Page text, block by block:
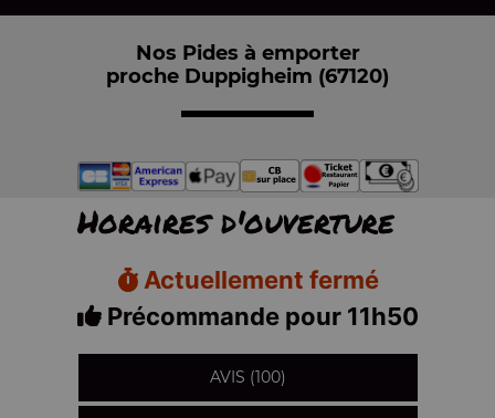
Nos Pides à emporter
proche Duppigheim (67120)
Horaires d'ouverture
Actuellement fermé
Précommande pour 11h50
AVIS (100)